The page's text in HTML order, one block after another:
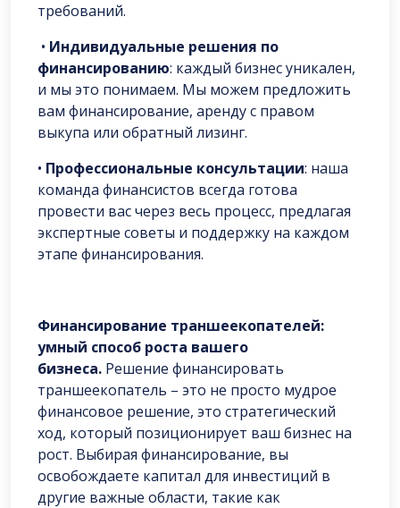
требований.
• Индивидуальные решения по
финансированию: каждый бизнес уникален,
и мы это понимаем. Мы можем предложить
вам финансирование, аренду с правом
выкупа или обратный лизинг.
• Профессиональные консультации: наша
команда финансистов всегда готова
провести вас через весь процесс, предлагая
экспертные советы и поддержку на каждом
этапе финансирования.
Финансирование траншеекопателей:
умный способ роста вашего
бизнеса. Решение финансировать
траншеекопатель – это не просто мудрое
финансовое решение, это стратегический
ход, который позиционирует ваш бизнес на
рост. Выбирая финансирование, вы
освобождаете капитал для инвестиций в
другие важные области, такие как